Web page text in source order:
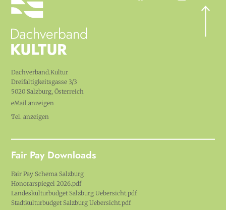
Dachverband.Kultur
Dreifaltigkeitsgasse 3/3
5020 Salzburg, Österreich
eMail anzeigen
Tel. anzeigen
Fair Pay Downloads
Fair Pay Schema Salzburg
Honorarspiegel 2026.pdf
Landeskulturbudget Salzburg Uebersicht.pdf
Stadtkulturbudget Salzburg Uebersicht.pdf